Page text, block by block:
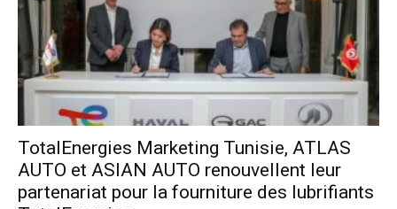
TotalEnergies Marketing Tunisie, ATLAS
AUTO et ASIAN AUTO renouvellent leur
partenariat pour la fourniture des lubrifiants